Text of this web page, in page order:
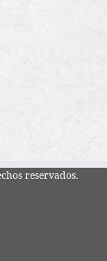
reservados.